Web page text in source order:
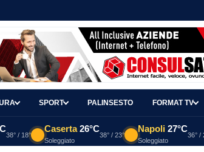
SPORT PALINSESTO FORMAT TV
38° / 18°
Caserta 26°C
Soleggiato
38° / 23°
Napoli 27°C
Soleggiato
36° /